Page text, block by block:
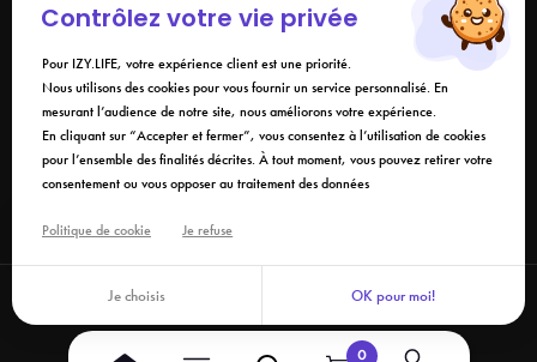
En soumettant ce formulaire, j'accepte que les informations saisies soient
utilisées dans le cadre de ma demande et de la relation commerciale qui
peut en découler. Vous référer à la politique de confidentialité
©2026 Izy.life - Tous droits réservés
0
Contrôlez votre vie privée
Pour IZY.LIFE, votre expérience client est une priorité.
Nous utilisons des cookies pour vous fournir un service personnalisé. En
mesurant l’audience de notre site, nous améliorons votre expérience.
En cliquant sur “Accepter et fermer”, vous consentez à l’utilisation de cookies
pour l’ensemble des finalités décrites. À tout moment, vous pouvez retirer votre
consentement ou vous opposer au traitement des données
Politique de cookie Je refuse
Je choisis OK pour moi!